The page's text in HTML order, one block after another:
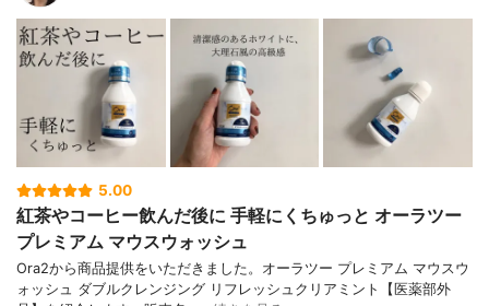
5.00
紅茶やコーヒー飲んだ後に 手軽にくちゅっと オーラツー
プレミアム マウスウォッシュ
Ora2から商品提供をいただきました。オーラツー プレミアム マウスウ
ォッシュ ダブルクレンジング リフレッシュクリアミント【医薬部外